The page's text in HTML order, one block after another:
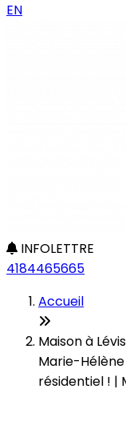
EN
INFOLETTRE
4184465665
Accueil
Maison à
Marie-
résidentiel ! |